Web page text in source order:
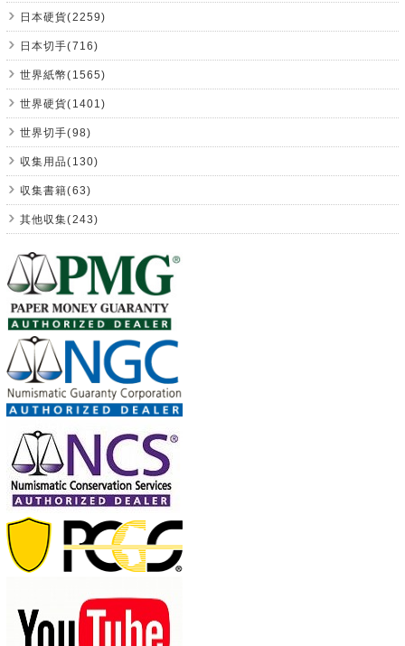
日本硬貨(2259)
日本切手(716)
世界紙幣(1565)
世界硬貨(1401)
世界切手(98)
収集用品(130)
収集書籍(63)
其他収集(243)